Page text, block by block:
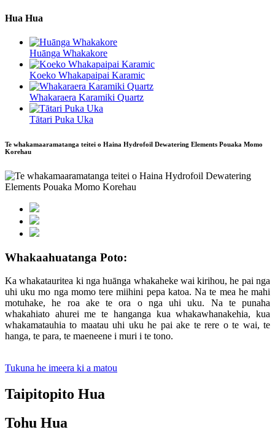
Hua Hua
Huānga Whakakore
Koeko Whakapaipai Karamic
Whakaraera Karamiki Quartz
Tātari Puka Uka
Te whakamaaramatanga teitei o Haina Hydrofoil Dewatering Elements Pouaka Momo
Korehau
Whakaahuatanga Poto:
Ka whakatauritea ki nga huānga whakaheke wai kirihou, he pai nga
uhi uku mo nga momo tere miihini pepa katoa. Na te mea he mahi
motuhake, he roa ake te ora o nga uhi uku. Na te punaha
whakahiato ahurei me te hanganga kua whakawhanakehia, kua
whakamatauhia to maatau uhi uku he pai ake te rere o te wai, te
hanga, te para, te maeneene i muri i te tono.
Tukuna he imeera ki a matou
Taipitopito Hua
Tohu Hua